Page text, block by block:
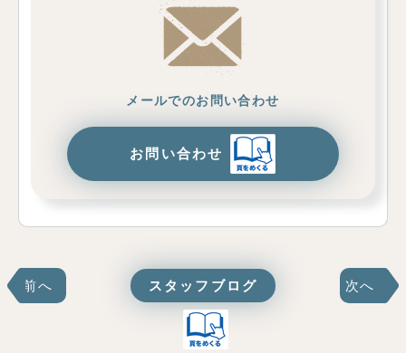
メールでのお問い合わせ
お問い合わせ
前へ スタッフブログ 次へ